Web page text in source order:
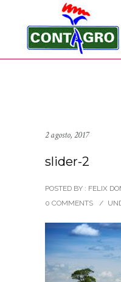
2 agosto, 2017
slider-2
POSTED BY : FELIX
0 COMMENTS
/